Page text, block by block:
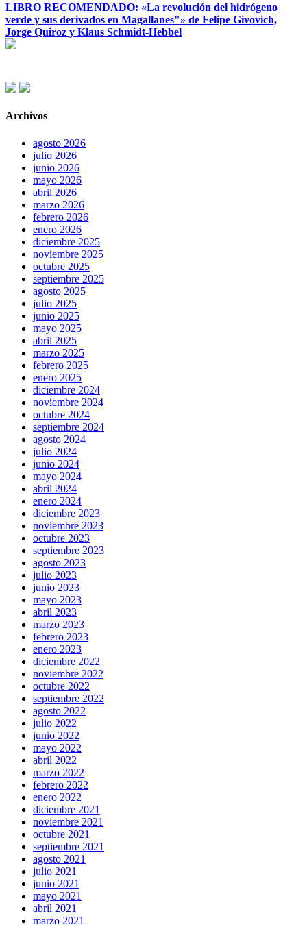
LIBRO RECOMENDADO: «La revolución del hidrógeno
verde y sus derivados en Magallanes"» de Felipe Givovich,
Jorge Quiroz y Klaus Schmidt-Hebbel
Archivos
agosto 2026
julio 2026
junio 2026
mayo 2026
abril 2026
marzo 2026
febrero 2026
enero 2026
diciembre 2025
noviembre 2025
octubre 2025
septiembre 2025
agosto 2025
julio 2025
junio 2025
mayo 2025
abril 2025
marzo 2025
febrero 2025
enero 2025
diciembre 2024
noviembre 2024
octubre 2024
septiembre 2024
agosto 2024
julio 2024
junio 2024
mayo 2024
abril 2024
enero 2024
diciembre 2023
noviembre 2023
octubre 2023
septiembre 2023
agosto 2023
julio 2023
junio 2023
mayo 2023
abril 2023
marzo 2023
febrero 2023
enero 2023
diciembre 2022
noviembre 2022
octubre 2022
septiembre 2022
agosto 2022
julio 2022
junio 2022
mayo 2022
abril 2022
marzo 2022
febrero 2022
enero 2022
diciembre 2021
noviembre 2021
octubre 2021
septiembre 2021
agosto 2021
julio 2021
junio 2021
mayo 2021
abril 2021
marzo 2021